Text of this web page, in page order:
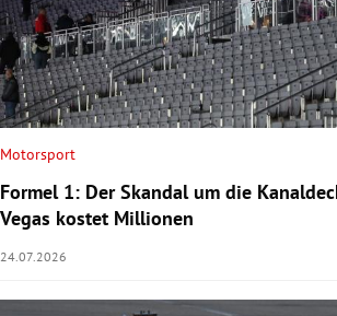
Motorsport
Formel 1: Der Skandal um die
Vegas kostet Millionen
24.07.2026